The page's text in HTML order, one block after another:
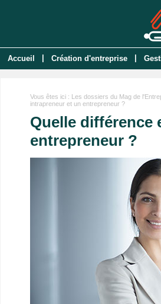
Accueil Création d'entreprise
Vous êtes ici : Les dossiers du Mag de
intrapreneur et un entrepreneur ?
Quelle différence
entrepreneur ?